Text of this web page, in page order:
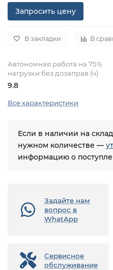
Запросить цену
В закладки В
Автономная работа на 75%
нагрузки без дозаправ (ч)
9.8
Все характеристики
Если в наличии на
нужном количестве —
информацию о
Задайте нам
вопрос в
WhatApp
Сервисное
обслуживание